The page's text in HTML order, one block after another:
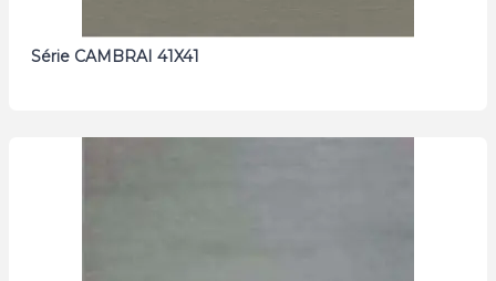
Série CAMBRAI 41X41